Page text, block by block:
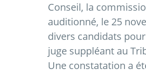
Conseil, la
auditionné, le 25
divers candidats
juge suppléant au
Une constatation a